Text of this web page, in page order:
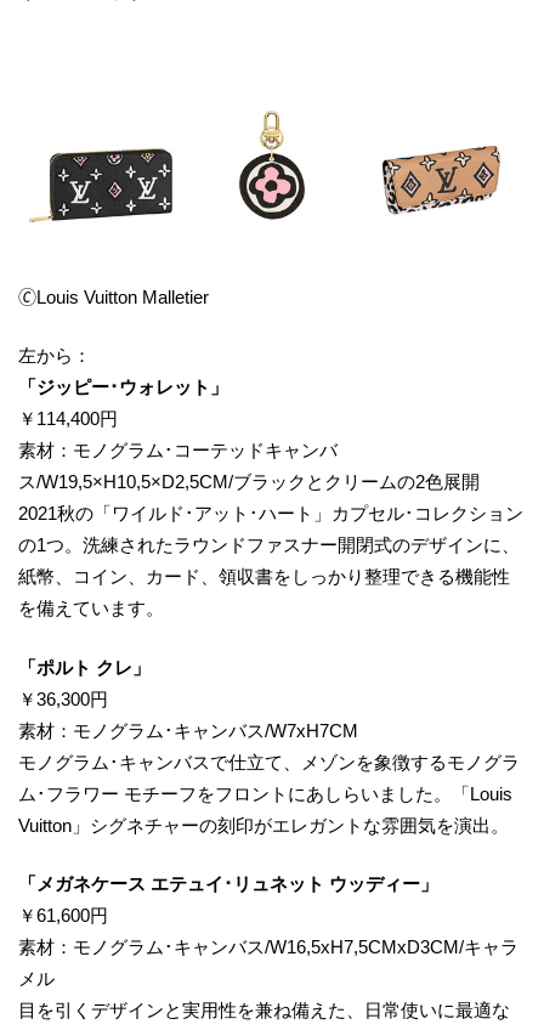
🄫Louis Vuitton Malletier
左から：
​「ジッピー･ウォレット」
￥114,400円
素材：モノグラム･コーテッドキャンバ
ス/W19,5×H10,5×D2,5CM/ブラックとクリームの2色展開
2021秋の「ワイルド･アット･ハート」カプセル･コレクション
の1つ。洗練されたラウンドファスナー開閉式のデザインに、
紙幣、コイン、カード、領収書をしっかり整理できる機能性
を備えています。
​「ポルト クレ」
￥36,300円
素材：モノグラム･キャンバス/W7xH7CM
モノグラム･キャンバスで仕立て、メゾンを象徴するモノグラ
ム･フラワー モチーフをフロントにあしらいました。「Louis
Vuitton」シグネチャーの刻印がエレガントな雰囲気を演出。
​「メガネケース エテュイ･リュネット ウッディー」
￥61,600円
素材：モノグラム･キャンバス/W16,5xH7,5CMxD3CM/キャラ
メル
目を引くデザインと実用性を兼ね備えた、日常使いに最適な